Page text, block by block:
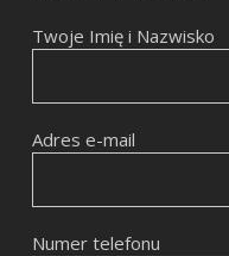
Twoje Imię i Nazwisko
Adres e-mail
Numer telefonu